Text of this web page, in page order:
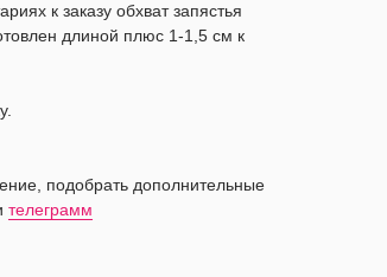
к заказу обхват запястья
длиной плюс 1-1,5 см к
подобрать дополнительные
телеграмм